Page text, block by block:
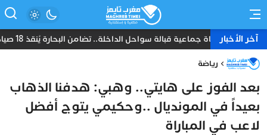
آخر الأخبارنجاة جماعية قبالة سواحل الداخلة.. تضامن البحارة يُنقذ 18 صياداً من غرق مركب “أمانة”
رياضة
بعد الفوز على هايتي.. وهبي: هدفنا الذهاب
بعيداً في المونديال ..وحكيمي يتوج أفضل
لاعب في المباراة